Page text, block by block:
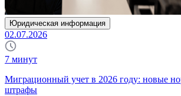
Юридическая информация
02.07.2026
7 минут
Миграционный учет в 2026 году: новые
штрафы